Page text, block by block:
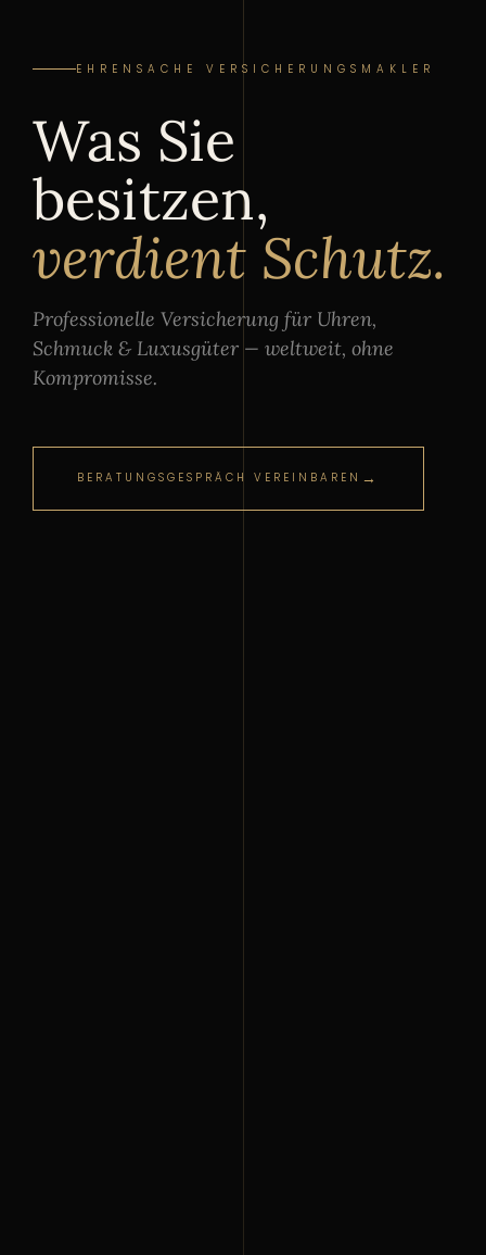
EHRENSACHE VERSICHERUNGSMAKLER
Was Sie
besitzen,
verdient Schutz.
Professionelle Versicherung für Uhren,
Schmuck & Luxusgüter — weltweit, ohne
Kompromisse.
BERATUNGSGESPRÄCH VEREINBAREN